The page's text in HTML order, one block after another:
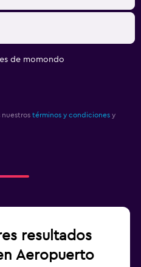
de momondo
nuestros términos y condiciones y
resultados
Aeropuerto